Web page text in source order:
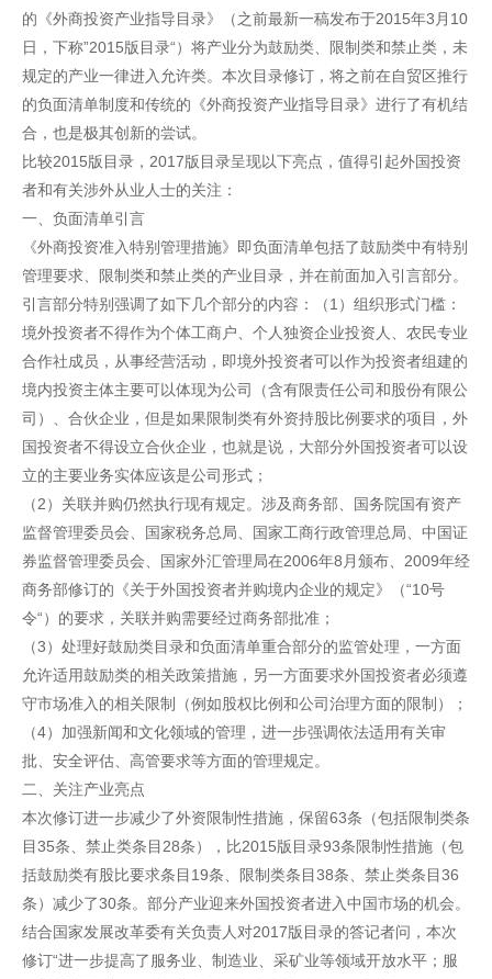
的《外商投资产业指导目录》（之前最新一稿发布于2015年3月10
日，下称”2015版目录“）将产业分为鼓励类、限制类和禁止类，未
规定的产业一律进入允许类。本次目录修订，将之前在自贸区推行
的负面清单制度和传统的《外商投资产业指导目录》进行了有机结
合，也是极其创新的尝试。
比较2015版目录，2017版目录呈现以下亮点，值得引起外国投资
者和有关涉外从业人士的关注：
一、负面清单引言
《外商投资准入特别管理措施》即负面清单包括了鼓励类中有特别
管理要求、限制类和禁止类的产业目录，并在前面加入引言部分。
引言部分特别强调了如下几个部分的内容：（1）组织形式门槛：
境外投资者不得作为个体工商户、个人独资企业投资人、农民专业
合作社成员，从事经营活动，即境外投资者可以作为投资者组建的
境内投资主体主要可以体现为公司（含有限责任公司和股份有限公
司）、合伙企业，但是如果限制类有外资持股比例要求的项目，外
国投资者不得设立合伙企业，也就是说，大部分外国投资者可以设
立的主要业务实体应该是公司形式；
（2）关联并购仍然执行现有规定。涉及商务部、国务院国有资产
监督管理委员会、国家税务总局、国家工商行政管理总局、中国证
券监督管理委员会、国家外汇管理局在2006年8月颁布、2009年经
商务部修订的《关于外国投资者并购境内企业的规定》（“10号
令“）的要求，关联并购需要经过商务部批准；
（3）处理好鼓励类目录和负面清单重合部分的监管处理，一方面
允许适用鼓励类的相关政策措施，另一方面要求外国投资者必须遵
守市场准入的相关限制（例如股权比例和公司治理方面的限制）；
（4）加强新闻和文化领域的管理，进一步强调依法适用有关审
批、安全评估、高管要求等方面的管理规定。
二、关注产业亮点
本次修订进一步减少了外资限制性措施，保留63条（包括限制类条
目35条、禁止类条目28条），比2015版目录93条限制性措施（包
括鼓励类有股比要求条目19条、限制类条目38条、禁止类条目36
条）减少了30条。部分产业迎来外国投资者进入中国市场的机会。
结合国家发展改革委有关负责人对2017版目录的答记者问，本次
修订“进一步提高了服务业、制造业、采矿业等领域开放水平；服